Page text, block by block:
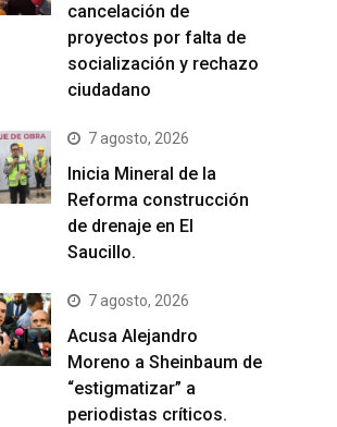
cancelación de
proyectos por falta de
socialización y rechazo
ciudadano
7 agosto, 2026
Inicia Mineral de la
Reforma construcción
de drenaje en El
Saucillo.
7 agosto, 2026
Acusa Alejandro
Moreno a Sheinbaum de
“estigmatizar” a
periodistas críticos.